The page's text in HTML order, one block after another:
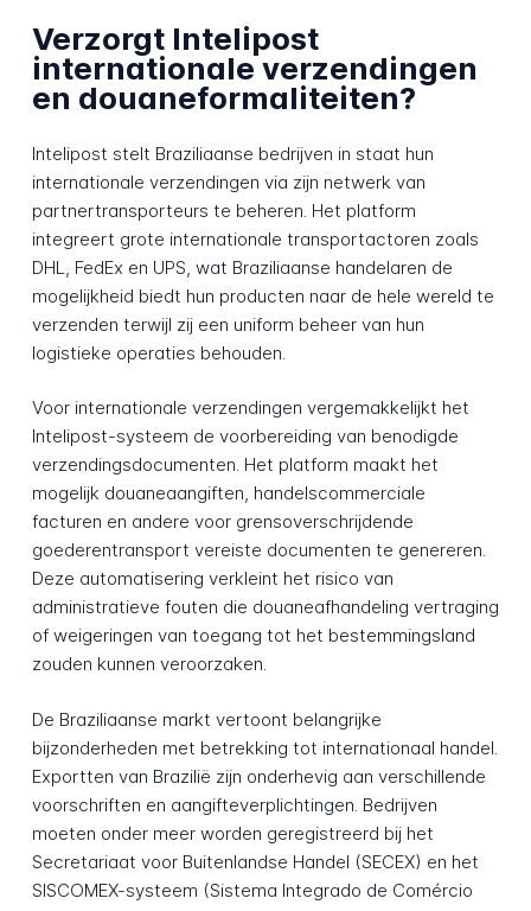
Verzorgt Intelipost
internationale verzendingen
en douaneformaliteiten?
Intelipost stelt Braziliaanse bedrijven in staat hun
internationale verzendingen via zijn netwerk van
partnertransporteurs te beheren. Het platform
integreert grote internationale transportactoren zoals
DHL, FedEx en UPS, wat Braziliaanse handelaren de
mogelijkheid biedt hun producten naar de hele wereld te
verzenden terwijl zij een uniform beheer van hun
logistieke operaties behouden.
Voor internationale verzendingen vergemakkelijkt het
Intelipost-systeem de voorbereiding van benodigde
verzendingsdocumenten. Het platform maakt het
mogelijk douaneaangiften, handelscommerciale
facturen en andere voor grensoverschrijdende
goederentransport vereiste documenten te genereren.
Deze automatisering verkleint het risico van
administratieve fouten die douaneafhandeling vertraging
of weigeringen van toegang tot het bestemmingsland
zouden kunnen veroorzaken.
De Braziliaanse markt vertoont belangrijke
bijzonderheden met betrekking tot internationaal handel.
Exportten van Brazilië zijn onderhevig aan verschillende
voorschriften en aangifteverplichtingen. Bedrijven
moeten onder meer worden geregistreerd bij het
Secretariaat voor Buitenlandse Handel (SECEX) en het
SISCOMEX-systeem (Sistema Integrado de Comércio